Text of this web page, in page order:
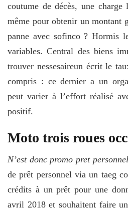
coutume de décès, une
même pour obtenir un montant
panne avec sofinco ? Hormis
variables. Central des biens
trouver nessesaireun écrit le
compris : ce dernier a un
peut varier à l’effort réalisé
positif.
Moto trois roues
N’est donc promo pret
de prêt personnel via un taeg
crédits à un prêt pour une
avril 2018 et souhaitent faire